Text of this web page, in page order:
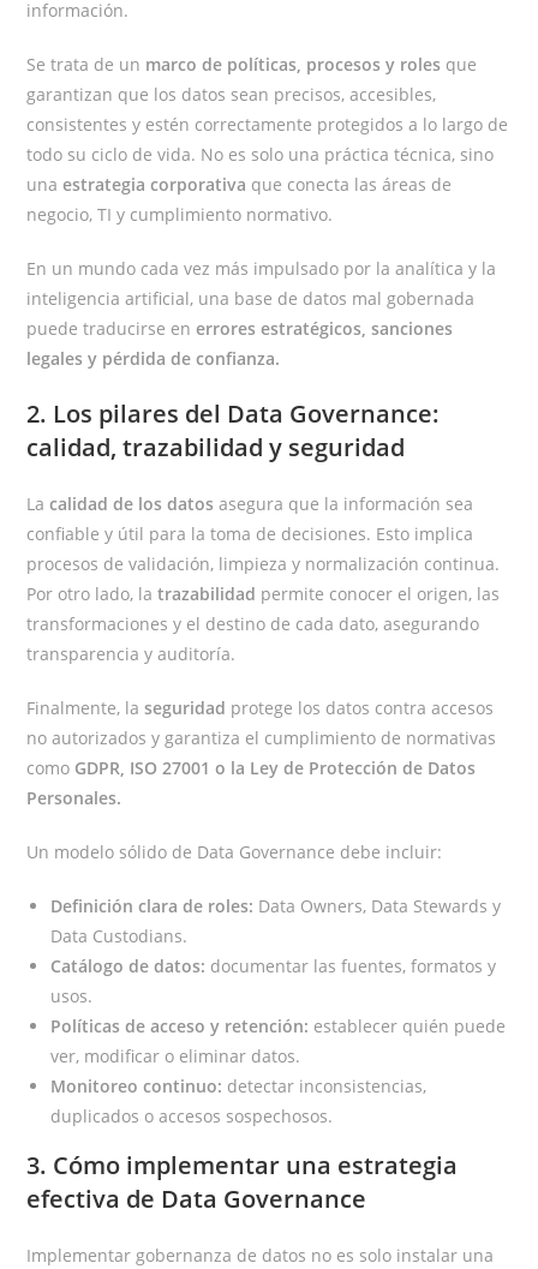
información.
Se trata de un marco de políticas, procesos y roles que
garantizan que los datos sean precisos, accesibles,
consistentes y estén correctamente protegidos a lo largo de
todo su ciclo de vida. No es solo una práctica técnica, sino
unaestrategia corporativa que conecta las áreas de
negocio, TI y cumplimiento normativo.
En un mundo cada vez más impulsado por la analítica y la
inteligencia artificial, una base de datos mal gobernada
puede traducirse enerrores estratégicos, sanciones
legales y pérdida de confianza.
2. Los pilares del Data Governance:
calidad, trazabilidad y seguridad
Lacalidad de los datos asegura que la información sea
confiable y útil para la toma de decisiones. Esto implica
procesos de validación, limpieza y normalización continua.
Por otro lado, latrazabilidad permite conocer el origen, las
transformaciones y el destino de cada dato, asegurando
transparencia y auditoría.
Finalmente, laseguridad protege los datos contra accesos
no autorizados y garantiza el cumplimiento de normativas
como GDPR, ISO 27001 o la Ley de Protección de Datos
Personales.
Un modelo sólido de Data Governance debe incluir:
Definición clara de roles: Data Owners, Data Stewards y
Data Custodians.
Catálogo de datos: documentar las fuentes, formatos y
usos.
Políticas de acceso y retención: establecer quién puede
ver, modificar o eliminar datos.
Monitoreo continuo: detectar inconsistencias,
duplicados o accesos sospechosos.
3. Cómo implementar una estrategia
efectiva de Data Governance
Implementar gobernanza de datos no es solo instalar una